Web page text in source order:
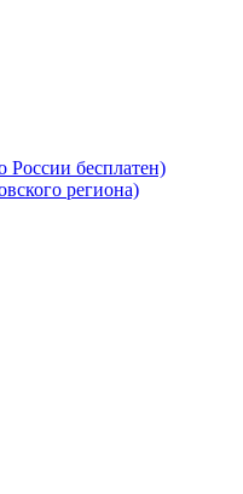
России бесплатен)
региона)